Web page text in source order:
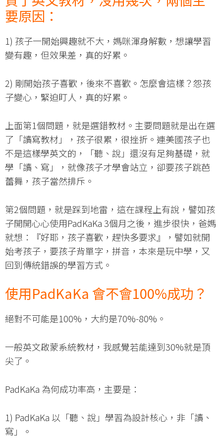
要原因：
1) 孩子一開始興趣就不大，媽咪渾身解數，想讓學習
變有趣，但效果差，真的好累。
2) 剛開始孩子喜歡，後來不喜歡。怎麼會這樣？怨孩
子變心，緊迫盯人，真的好累。
上面第1個問題，就是選錯教材。主要問題就是出在選
了「讀寫教材」，孩子很累，很挫折。連美國孩子也
不是這樣學英文的，「聽、說」還沒有足夠基礎，就
學「讀、寫」，就像孩子才學會站立，卻要孩子跳芭
蕾舞，孩子當然排斥。
第2個問題，就是踩到地雷，這在課程上有說，譬如孩
子開開心心使用PadKaKa 3個月之後，進步很快，爸媽
就想：『好耶，孩子喜歡，趕快多要求』，譬如就開
始考孩子，要孩子背單字，拼音，本來是玩中學，又
回到傳統錯誤的學習方式。
使用PadKaKa 會不會100%成功？
絕對不可能是100%，大約是70%-80%。
一般英文啟蒙系統教材，我感覺若能達到30%就是頂
尖了。
PadKaKa 為何成功率高，主要是：
1) PadKaKa 以「聽、說」學習為設計核心，非「讀、
寫」。